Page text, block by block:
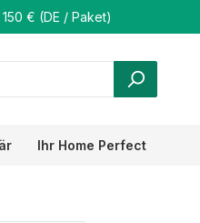
€ (DE / Paket)
Ihr Home Perfect